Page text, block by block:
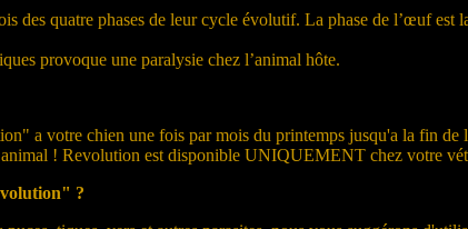
des quatre phases de leur cycle évolutif. La phase de l’œuf est
provoque une paralysie chez l’animal hôte.
a votre chien une fois par mois du printemps jusqu'a la fin de
! Revolution est disponible UNIQUEMENT chez votre
?